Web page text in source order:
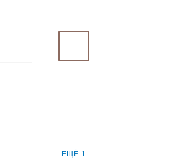
ЕЩЁ 1